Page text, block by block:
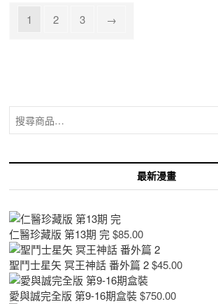
1 2 3 →
最新漫畫
仁醫珍藏版 第13期 完 $85.00
聖鬥士星矢 冥王神話 番外篇 2 $45.00
愛與誠完全版 第9-16期盒裝 $750.00